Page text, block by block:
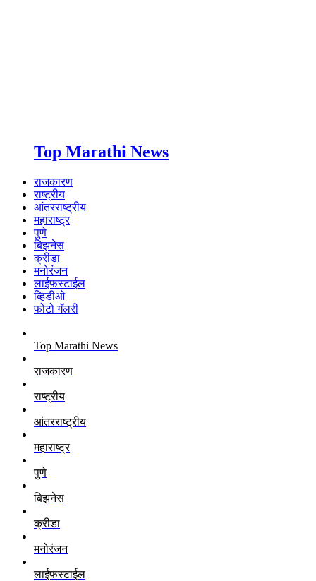
Top Marathi News
राजकारण
राष्ट्रीय
आंतरराष्ट्रीय
महाराष्ट्र
पुणे
बिझनेस
क्रीडा
मनोरंजन
लाईफस्टाईल
व्हिडीओ
फोटो गॅलरी
Top Marathi News
राजकारण
राष्ट्रीय
आंतरराष्ट्रीय
महाराष्ट्र
पुणे
बिझनेस
क्रीडा
मनोरंजन
लाईफस्टाईल